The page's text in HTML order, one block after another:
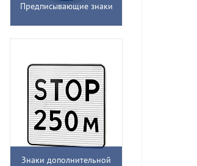
Предписывающие знаки
Знаки дополнительной